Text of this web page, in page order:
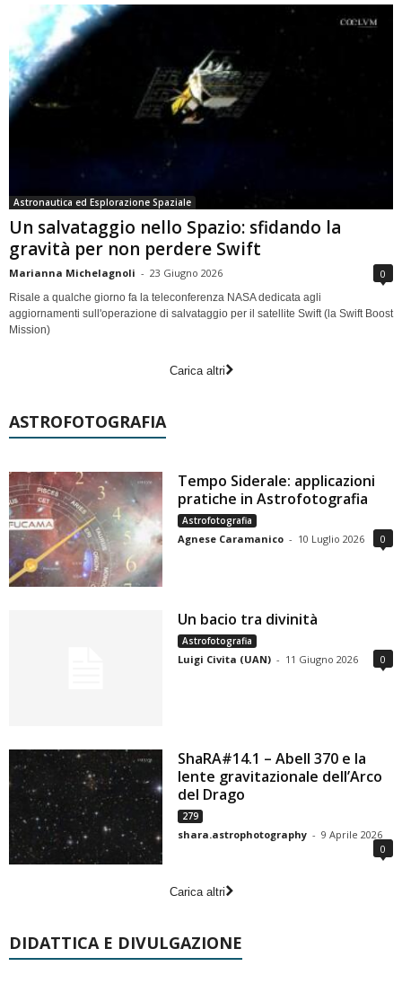
Astronautica ed Esplorazione Spaziale
Un salvataggio nello Spazio: sfidando la
gravità per non perdere Swift
Marianna Michelagnoli - 23 Giugno 2026 0
Risale a qualche giorno fa la teleconferenza NASA dedicata agli
aggiornamenti sull'operazione di salvataggio per il satellite Swift (la Swift Boost
Mission)
Carica altri
ASTROFOTOGRAFIA
Tempo Siderale: applicazioni
pratiche in Astrofotografia
Astrofotografia
Agnese Caramanico - 10 Luglio 2026 0
Un bacio tra divinità
Astrofotografia
Luigi Civita (UAN) - 11 Giugno 2026 0
ShaRA#14.1 – Abell 370 e la
lente gravitazionale dell’Arco
del Drago
279
shara.astrophotography - 9 Aprile 2026
0
Carica altri
DIDATTICA E DIVULGAZIONE